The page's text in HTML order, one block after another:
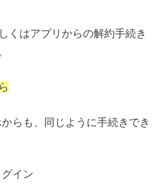
くはアプリからの解約手続き
らも、同じように手続きでき
イン